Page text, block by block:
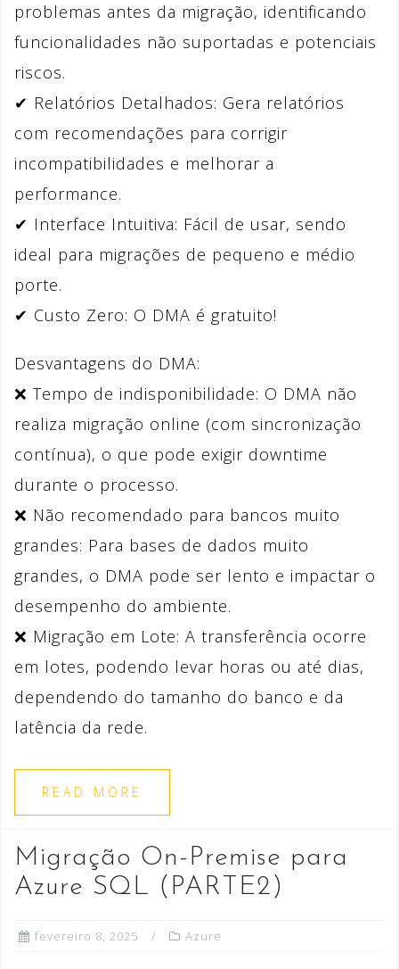
problemas antes da migração, identificando
funcionalidades não suportadas e potenciais
riscos.
✔ Relatórios Detalhados: Gera relatórios
com recomendações para corrigir
incompatibilidades e melhorar a
performance.
✔ Interface Intuitiva: Fácil de usar, sendo
ideal para migrações de pequeno e médio
porte.
✔ Custo Zero: O DMA é gratuito!
Desvantagens do DMA:
❌ Tempo de indisponibilidade: O DMA não
realiza migração online (com sincronização
contínua), o que pode exigir downtime
durante o processo.
❌ Não recomendado para bancos muito
grandes: Para bases de dados muito
grandes, o DMA pode ser lento e impactar o
desempenho do ambiente.
❌ Migração em Lote: A transferência ocorre
em lotes, podendo levar horas ou até dias,
dependendo do tamanho do banco e da
latência da rede.
READ MORE
Migração On-Premise para
Azure SQL (PARTE2)
fevereiro 8, 2025 Azure